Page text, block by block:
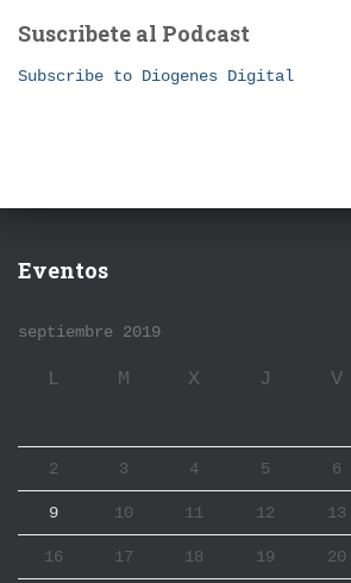
Suscribete al Podcast
Subscribe to Diogenes Digital
Eventos
septiembre 2019
L M X J V
2 3 4 5 6
9 10 11 12 13
16 17 18 19 20